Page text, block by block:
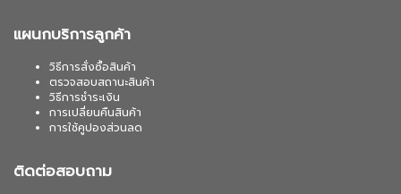
แผนกบริการลูกค้า
วิธีการสั่งซื้อสินค้า
ตรวจสอบสถานะสินค้า
วิธีการชำระเงิน
การเปลี่ยนคืนสินค้า
การใช้คูปองส่วนลด
ติดต่อสอบถาม